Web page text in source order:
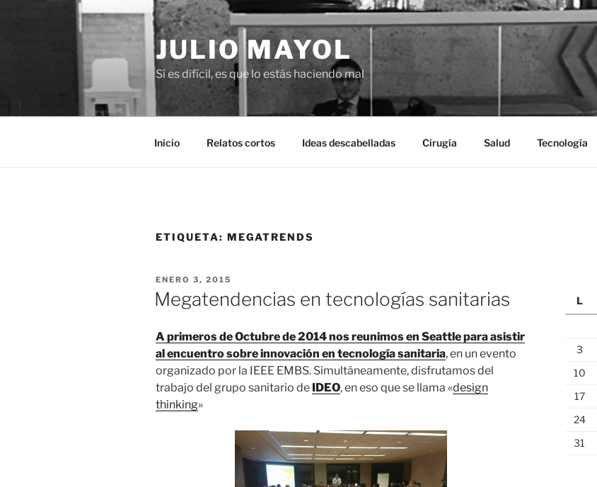
JULIO MAYOL
Si es difícil, es que lo estás haciendo mal
Inicio Relatos cortos Ideas descabelladas Cirugía Salud Tecnología
ETIQUETA: MEGATRENDS
PUBLICADO
EL
ENERO 3, 2015
Megatendencias en tecnologías sanitarias
A primeros de Octubre de 2014 nos reunimos en Seattle para asistir
al encuentro sobre innovación en tecnología sanitaria, en un evento
organizado por la IEEE EMBS. Simultáneamente, disfrutamos del
trabajo del grupo sanitario de IDEO, en eso que se llama «design
thinking»
L
3
10
17
24
31